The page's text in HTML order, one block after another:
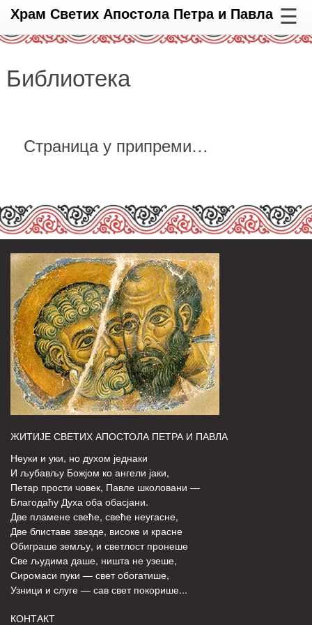
Храм Светих Апостола Петра и Павла ☰
Библиотека
Страница у припреми…
ЖИТИЈЕ СВЕТИХ АПОСТОЛА ПЕТРА И ПАВЛА
Неуки и уки, но духом једнаки
И љубављу Божјом ко ангели јаки,
Петар прости човек, Павле школовани —
Благодаћу Духа оба обасјани.
Две пламене свеће, свеће неугасне,
Две блиставе звезде, високе и красне
Обиграше земљу, и светлост пронеше
Све људима даше, ништа не узеше,
Сиромаси пуки — свет обогатише,
Узници и слуге — сав свет покорише...
КОНТАКТ